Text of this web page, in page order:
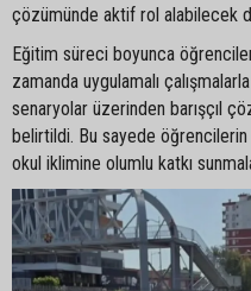
çözümünde aktif rol alabilecek
Eğitim süreci boyunca
zamanda uygulamalı
senaryolar üzerinden barışçıl
belirtildi. Bu sayede
okul iklimine olumlu katkı